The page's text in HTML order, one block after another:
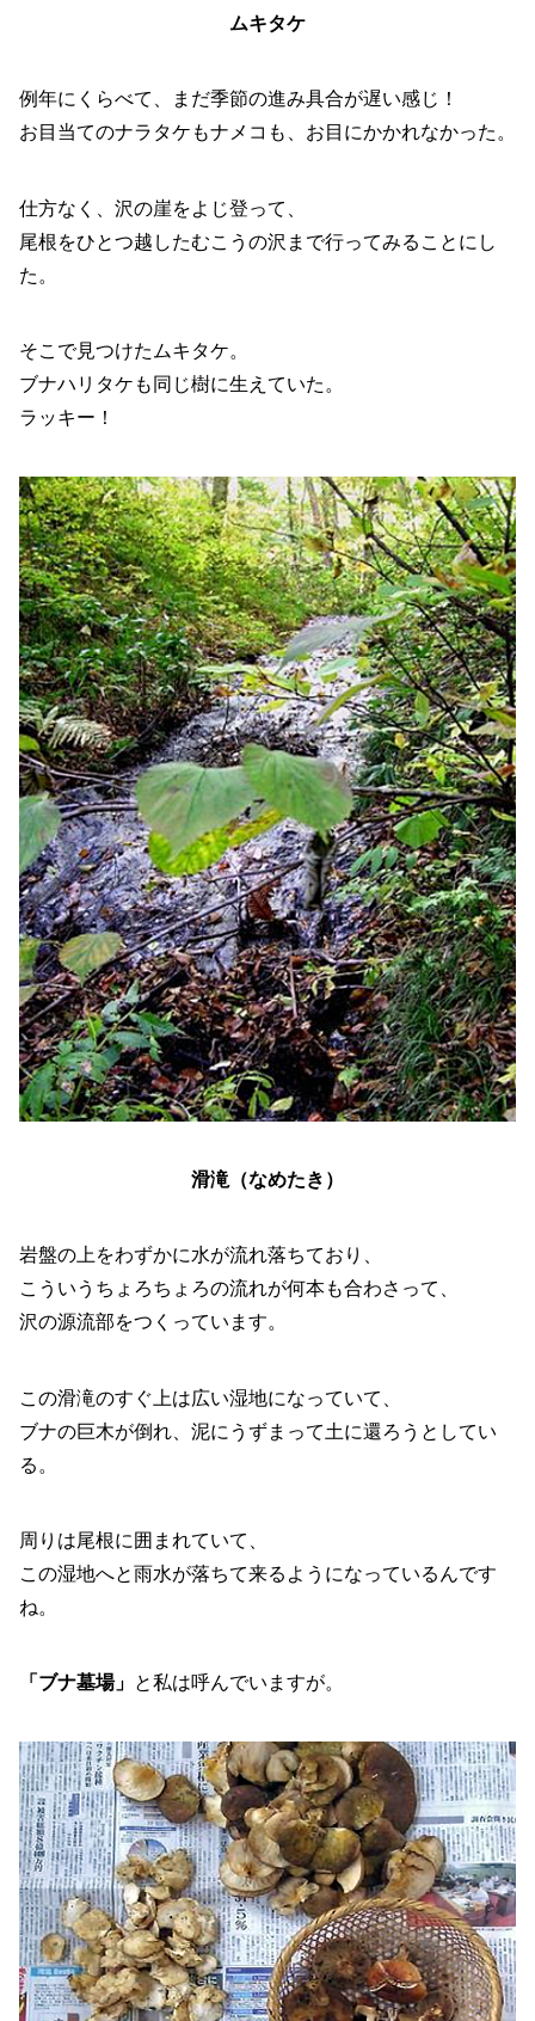
ムキタケ
例年にくらべて、まだ季節の進み具合が遅い感じ！
お目当てのナラタケもナメコも、お目にかかれなかった。
仕方なく、沢の崖をよじ登って、
尾根をひとつ越したむこうの沢まで行ってみることにし
た。
そこで見つけたムキタケ。
ブナハリタケも同じ樹に生えていた。
ラッキー！
滑滝（なめたき）
岩盤の上をわずかに水が流れ落ちており、
こういうちょろちょろの流れが何本も合わさって、
沢の源流部をつくっています。
この滑滝のすぐ上は広い湿地になっていて、
ブナの巨木が倒れ、泥にうずまって土に還ろうとしてい
る。
周りは尾根に囲まれていて、
この湿地へと雨水が落ちて来るようになっているんです
ね。
「ブナ墓場」 と私は呼んでいますが。